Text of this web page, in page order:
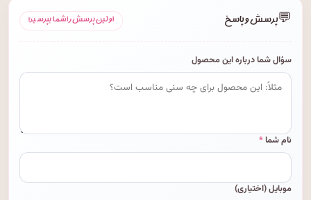
💬پرسش و پاسخ اولین پرسش را شما بپرسید!
سؤال شما درباره این محصول
نام شما*
موبایل (اختیاری)